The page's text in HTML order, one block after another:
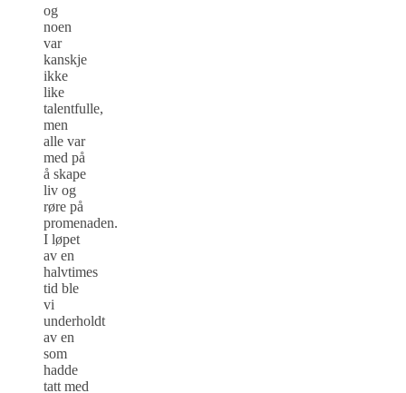
og
noen
var
kanskje
ikke
like
talentfulle,
men
alle var
med på
å skape
liv og
røre på
promenaden.
I løpet
av en
halvtimes
tid ble
vi
underholdt
av en
som
hadde
tatt med